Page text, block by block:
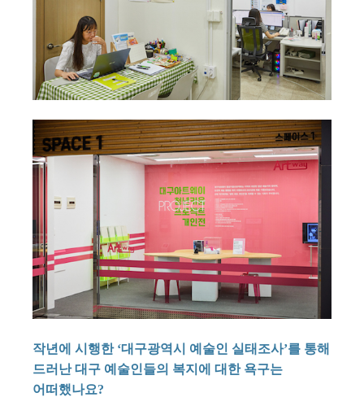
작년에 시행한 ‘대구광역시 예술인 실태조사’를 통해
드러난 대구 예술인들의 복지에 대한 욕구는
어떠했나요?